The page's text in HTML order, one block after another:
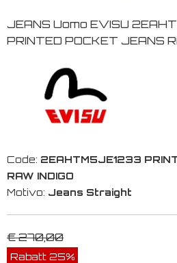
JEANS Uomo EVISU
PRINTED POCKET JEANS
Code: 2EAHTM5JE1233
RAW INDIGO
Motivo: Jeans Straight
€ 270,00
Rabatt 25%